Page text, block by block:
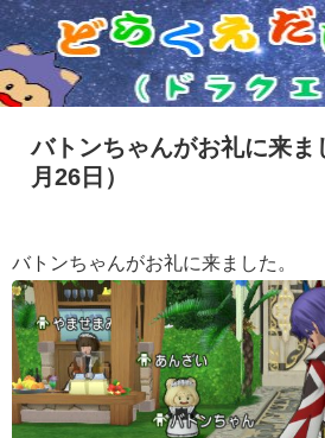
バトンちゃんがお礼に来ま
月26日）
バトンちゃんがお礼に来ました。